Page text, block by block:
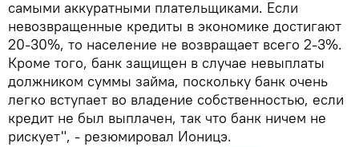
самыми аккуратными плательщиками. Если
невозвращенные кредиты в экономике достигают
20-30%, то население не возвращает всего 2-3%.
Кроме того, банк защищен в случае невыплаты
должником суммы займа, поскольку банк очень
легко вступает во владение собственностью, если
кредит не был выплачен, так что банк ничем не
рискует", - резюмировал Ионицэ.